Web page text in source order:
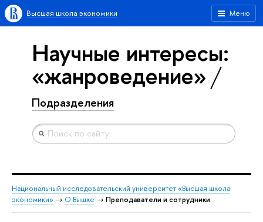
Меню
Высшая школа экономики
Научные интересы:
«жанроведение»
Подразделения
Национальный исследовательский университет «Высшая школа
экономики» → О Вышке → Преподаватели и сотрудники